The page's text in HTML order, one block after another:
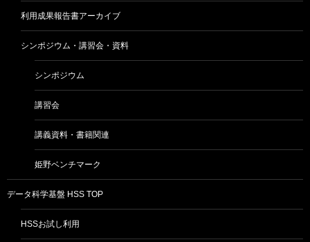
利用成果報告書アーカイブ
シンポジウム・講習会・資料
シンポジウム
講習会
講義資料・書籍関連
姫野ベンチマーク
データ科学基盤 HSS TOP
HSSお試し利用